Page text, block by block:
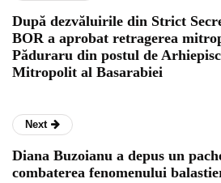
După dezvăluirile din Strict
BOR a aprobat retragerea
Păduraru din postul de
Mitropolit al Basarabiei
Next
Diana Buzoianu a depus un
combaterea fenomenului